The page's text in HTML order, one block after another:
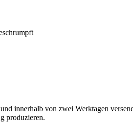
innerhalb von zwei Werktagen
produzieren.